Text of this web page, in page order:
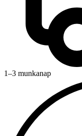
1–3 munkanap